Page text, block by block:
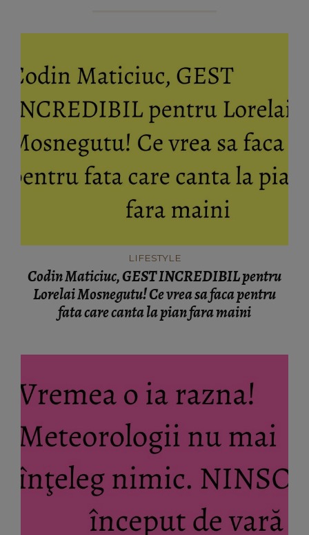
LIFESTYLE
Codin Maticiuc, GEST INCREDIBIL pentru
Lorelai Mosnegutu! Ce vrea sa faca pentru
fata care canta la pian fara maini